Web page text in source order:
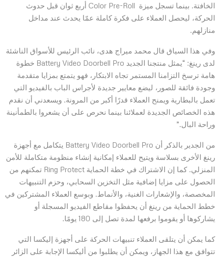
الخافتة. بينما تسجل ميزة Color Pre-Roll أربع ثوان قبل حدوث
الحركة، ليحصل العملاء على فكرة كاملة عمّا يحدث عند مداخل
منازلهم.
وفي هذا السياق قال محمد ميراج هدى، نائب الرئيس للأسواق الناشئة
لدى رينغ: “يمثل منتجنا الجديد Battery Video Doorbell Pro خطوة
هامة ترسخ التزامنا المستمر تجاه الابتكار، فهو يتمتع بمزايا متقدمة
وجودة فائقة للصور، ليضع معايير جديدة لأجراس الباب بالفيديو التي
تعمل بالبطارية ويمنح العملاء قدرًا أكبر من المرونة. ويسعدني أن نقدم
هذه الخصائص الجديدة لعملائنا بينما نحرص على أن يشعروا بالطمأنينة
وراحة البال.”
من الجدير بالذكر أن Battery Video Doorbell Pro يتكامل مع أجهزة
رينغ الأخرى بسلاسة ويتيح للعملاء إمكانية إنشاء منظومة متكاملة للأمن
المنزلي. كما إن الاشتراك في خطة الحماية Ring Protect تمكنهم من
الحصول على مزايا إضافية مثل التخزين السحابي، وحزم التنبيهات
المخصصة، والإشعارات الغنية، والأنماط. وبوسع العملاء المشتركين في
خطط الحماية من رينغ أن يحفظوا مقاطع الفيديو المسجلة أو
يشاركوها أو يقوموا برفعها لمدة تصل إلى 180 يومًا.
كما يمكن أن يتلقى العملاء تنبيهات الحركة على أجهزة إليكسا التي
تتوافق مع هذا الجهاز، ويمكن أن يطلبوا من أليكسا الإجابة على الزائر